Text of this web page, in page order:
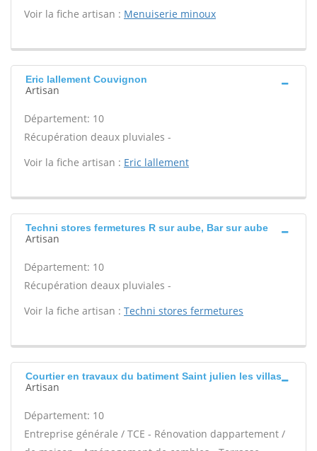
Voir la fiche artisan : Menuiserie minoux
Eric lallement Couvignon
Artisan
Département: 10
Récupération deaux pluviales -
Voir la fiche artisan : Eric lallement
Techni stores fermetures R sur aube, Bar sur aube
Artisan
Département: 10
Récupération deaux pluviales -
Voir la fiche artisan : Techni stores fermetures
Courtier en travaux du batiment Saint julien les villas
Artisan
Département: 10
Entreprise générale / TCE - Rénovation dappartement /